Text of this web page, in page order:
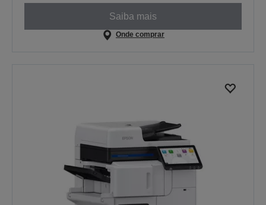
Saiba mais
Onde comprar